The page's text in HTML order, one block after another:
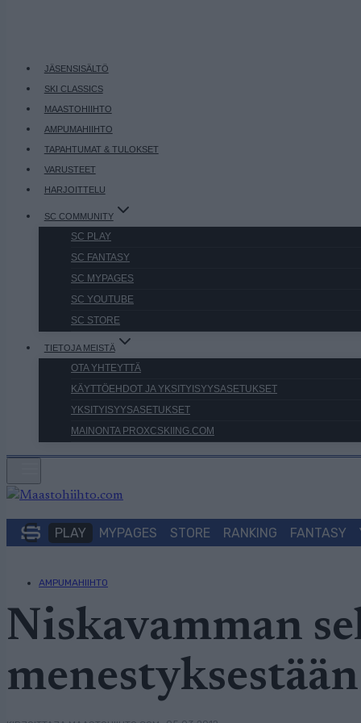
JÄSENSISÄLTÖ
SKI CLASSICS
MAASTOHIIHTO
AMPUMAHIIHTO
TAPAHTUMAT & TULOKSET
VARUSTEET
HARJOITTELU
SC COMMUNITY
SC PLAY
SC FANTASY
SC MYPAGES
SC YOUTUBE
SC STORE
TIETOJA MEISTÄ
OTA YHTEYTTÄ
KÄYTTÖEHDOT JA YKSITYISYYSASETUKSET
YKSITYISYYSASETUKSET
MAINONTA PROXCSKIING.COM
PLAY MYPAGES STORE RANKING FANTASY
AMPUMAHIIHTO
Niskavamman
menestyksestään